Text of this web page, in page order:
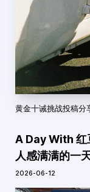
黄金十诫挑战投稿分
A Day With 红
人感满满的一
2026-06-12